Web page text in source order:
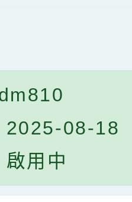
2025-08-18
用中